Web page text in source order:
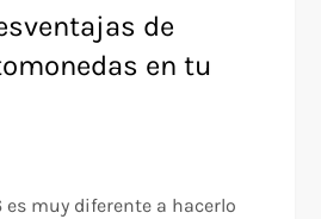
de
en tu
es muy diferente a hacerlo